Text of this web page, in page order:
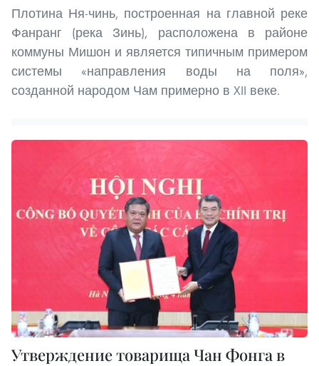
Плотина Ня-чинь, построенная на главной реке
Фанранг (река Зинь), расположена в районе
коммуны Мишон и является типичным примером
системы «направления воды на поля»,
созданной народом Чам примерно в XII веке.
Утверждение товарища Чан Фонга в